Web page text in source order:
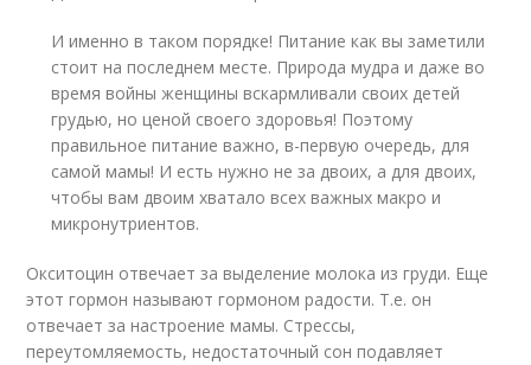
И именно в таком порядке! Питание как вы заметили
стоит на последнем месте. Природа мудра и даже во
время войны женщины вскармливали своих детей
грудью, но ценой своего здоровья! Поэтому
правильное питание важно, в-первую очередь, для
самой мамы! И есть нужно не за двоих, а для двоих,
чтобы вам двоим хватало всех важных макро и
микронутриентов.
Окситоцин отвечает за выделение молока из груди. Еще
этот гормон называют гормоном радости. Т.е. он
отвечает за настроение мамы. Стрессы,
переутомляемость, недостаточный сон подавляет